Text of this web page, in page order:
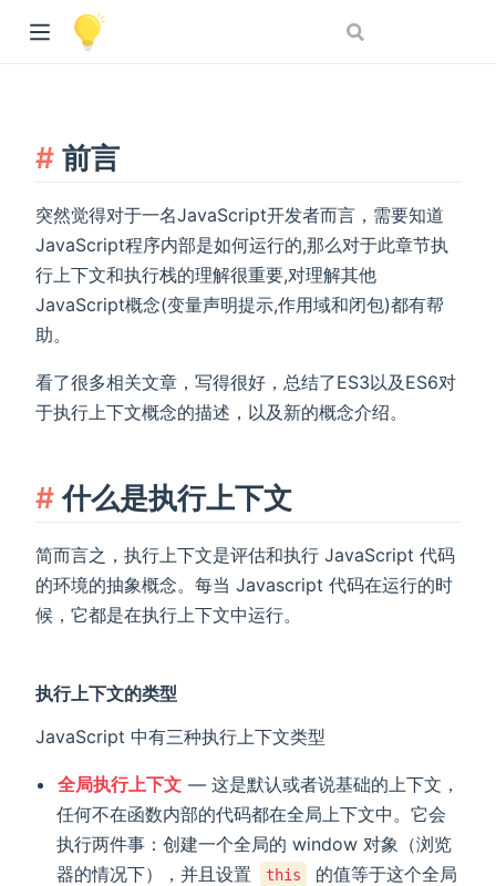
前言
突然觉得对于一名JavaScript开发者而言，需要知道
JavaScript程序内部是如何运行的,那么对于此章节执
行上下文和执行栈的理解很重要,对理解其他
JavaScript概念(变量声明提示,作用域和闭包)都有帮
助。
看了很多相关文章，写得很好，总结了ES3以及ES6对
于执行上下文概念的描述，以及新的概念介绍。
什么是执行上下文
简而言之，执行上下文是评估和执行 JavaScript 代码
的环境的抽象概念。每当 Javascript 代码在运行的时
候，它都是在执行上下文中运行。
执行上下文的类型
JavaScript 中有三种执行上下文类型
全局执行上下文 — 这是默认或者说基础的上下文，
任何不在函数内部的代码都在全局上下文中。它会
执行两件事：创建一个全局的 window 对象（浏览
器的情况下），并且设置
this
的值等于这个全局